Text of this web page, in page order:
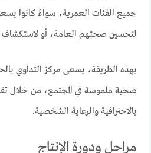
جميع الفئات العمرية، سواءً كانوا
لتحسين صحتهم العامة، أو لاستكشاف
بهذه الطريقة، يسعى مركز التداوي
صحية ملموسة في المجتمع، من خلال
بالاحترافية والرعاية الشخصية.
مراحل ودورة الإنتاج